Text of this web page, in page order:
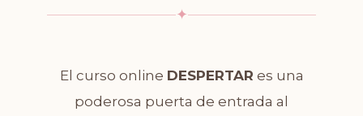
✦
El curso online DESPERTAR es una
poderosa puerta de entrada al